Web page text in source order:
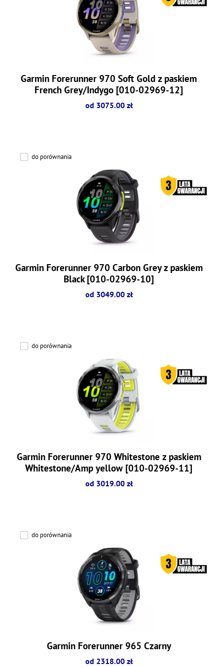
Garmin Forerunner 970 Soft Gold z paskiem
French Grey/Indygo [010-02969-12]
od 3075.00 zł
do porównania
Garmin Forerunner 970 Carbon Grey z paskiem
Black [010-02969-10]
od 3049.00 zł
do porównania
Garmin Forerunner 970 Whitestone z paskiem
Whitestone/Amp yellow [010-02969-11]
od 3019.00 zł
do porównania
Garmin Forerunner 965 Czarny
od 2318.00 zł